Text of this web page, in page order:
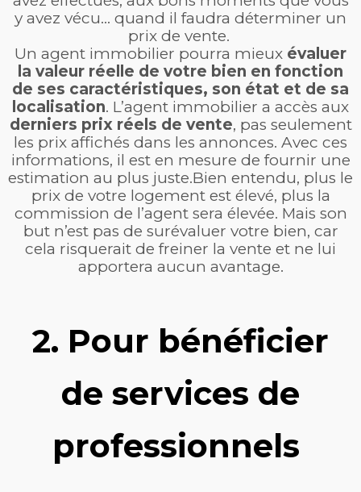
y avez vécu… quand il faudra déterminer un
prix de vente.
Un agent immobilier pourra mieux évaluer
la valeur réelle de votre bien en fonction
de ses caractéristiques, son état et de sa
localisation. L’agent immobilier a accès aux
derniers prix réels de vente, pas seulement
les prix affichés dans les annonces. Avec ces
informations, il est en mesure de fournir une
estimation au plus juste.Bien entendu, plus le
prix de votre logement est élevé, plus la
commission de l’agent sera élevée. Mais son
but n’est pas de surévaluer votre bien, car
cela risquerait de freiner la vente et ne lui
apportera aucun avantage.
2. Pour bénéficier
de services de
professionnels